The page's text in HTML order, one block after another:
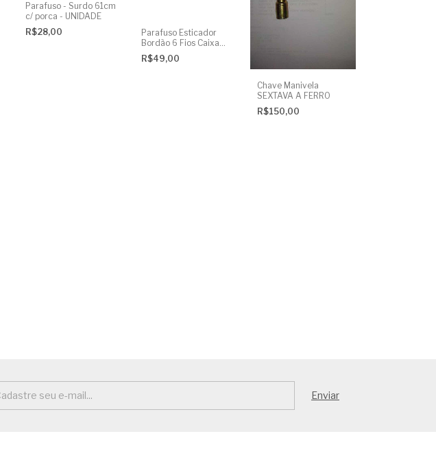
Parafuso - Surdo 61cm
c/ porca - UNIDADE
R$28,00
Parafuso Esticador
Bordão 6 Fios Caixa
Guerra Tarol
R$49,00
Chave Manivela
SEXTAVA A FERRO
R$150,00